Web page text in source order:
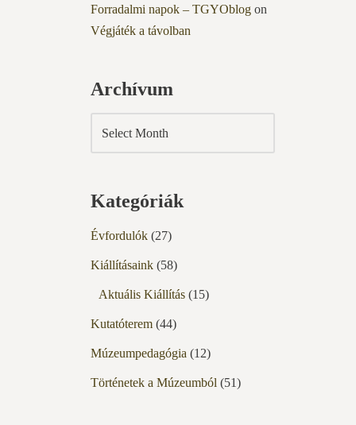
Forradalmi napok – TGYOblogon
Végjáték a távolban
Archívum
Kategóriák
Évfordulók(27)
Kiállításaink(58)
Aktuális Kiállítás(15)
Kutatóterem(44)
Múzeumpedagógia (12)
Történetek a Múzeumból (51)